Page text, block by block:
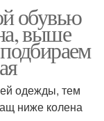
обувью
выше
одежды, тем
ниже колена